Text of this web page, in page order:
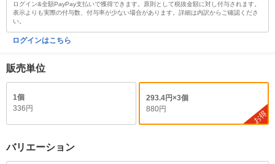
ログイン&全額PayPay支払いで獲得できます。原則として税抜金額に対し付与されます。
表示よりも実際の付与数、付与率が少ない場合があります。詳細は内訳からご確認くださ
い。
ログインはこちら
販売単位
1個
336円
293.4円×3個
880円
お得
バリエーション